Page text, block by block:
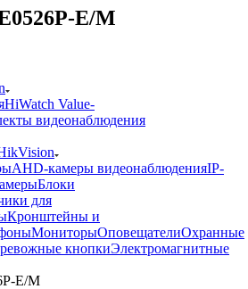
E/M
HiWatch Value-
видеонаблюдения
AHD-камеры видеонаблюденияIP-
Блоки
для
Кронштейны и
МониторыОповещателиОхранные
кнопкиЭлектромагнитные
E/M